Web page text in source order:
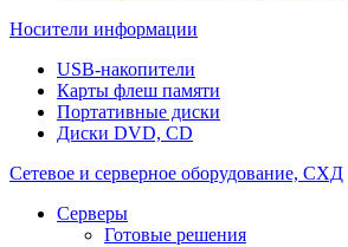
Носители информации
USB-накопители
Карты флеш памяти
Портативные диски
Диски DVD, CD
Сетевое и серверное оборудование, СХД
Cерверы
Готовые решения